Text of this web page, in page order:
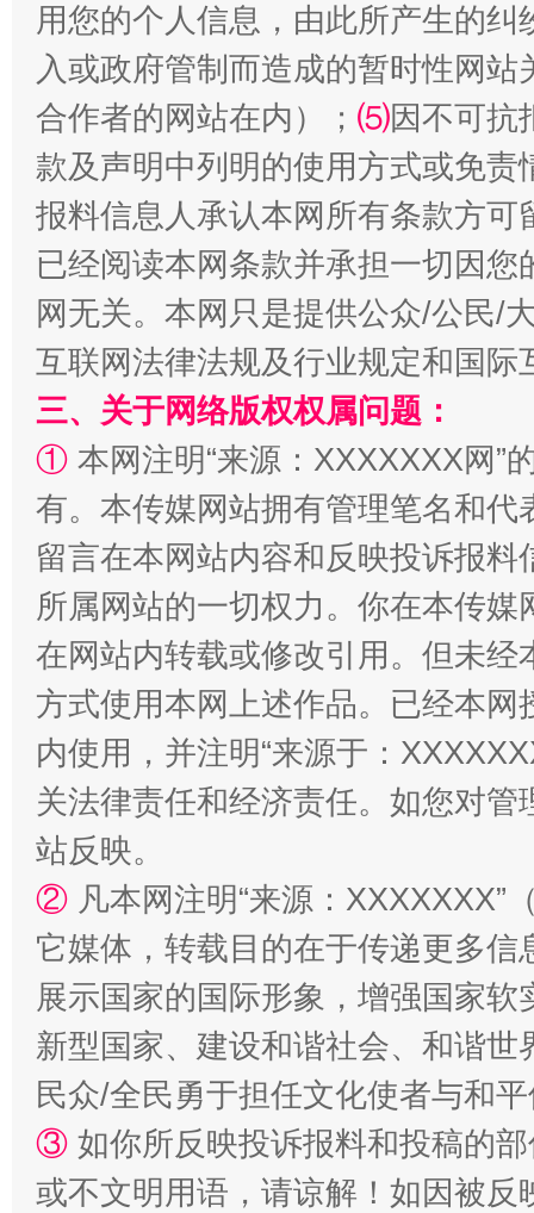
漫山遍野的桃花与雪山、麦地、白藏房 除
招工难、用工荒背后
用您的个人信息，由此所产生的纠
入或政府管制而造成的暂时性网
合作者的网站在内）； ⑸因不可抗
款及声明中列明的使用方式或免责
报料信息人承认本网所有条款方
已经阅读本网条款并承担一切因
网无关。本网只是提供公众/公民/
互联网法律法规及行业规定和国
三、关于网络版权权属问题：
① 本网注明“来源：XXXXXXX网”
有。本传媒网站拥有管理笔名和
留言在本网站内容和反映投诉报
所属网站的一切权力。你在本传
在网站内转载或修改引用。但未
方式使用本网上述作品。已经本
内使用，并注明“来源于：
关法律责任和经济责任。如您对
站反映。
② 凡本网注明“来源：
它媒体，转载目的在于传递更多
展示国家的国际形象，增强国家
新型国家、建设和谐社会、和谐
民众/全民勇于担任文化使者与和
③ 如你所反映投诉报料和投稿的
或不文明用语，请谅解！如因被